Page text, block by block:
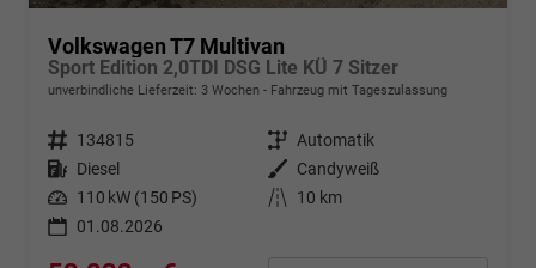
Volkswagen T7 Multivan
Sport Edition 2,0TDI DSG Lite KÜ 7 Sitzer
unverbindliche Lieferzeit: 3 Wochen Fahrzeug mit Tageszulassung
Fahrzeugnr. 134815 Getriebe Automatik
Kraftstoff Diesel Außenfarbe Candyweiß
Leistung 110 kW (150 PS) Kilometerstand
10 km
01.08.2026